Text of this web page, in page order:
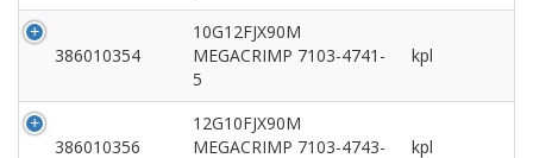
386010354
10G12FJX90M
MEGACRIMP 7103-4741-
5
kpl
386010356
12G10FJX90M
MEGACRIMP 7103-4743-
kpl